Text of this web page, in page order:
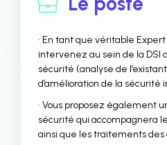
• En tant que véritable
intervenez au sein de la DSI
sécurité (analyse de
d’amélioration de la sécurité
• Vous proposez également
sécurité qui accompagnera
ainsi que les traitements des